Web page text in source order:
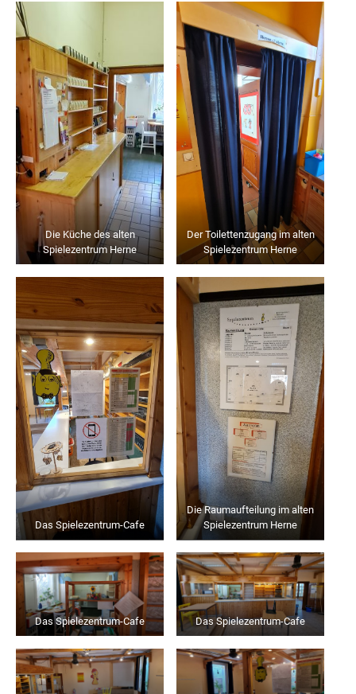
Die Küche des alten
Spielezentrum Herne
Der Toilettenzugang im alten
Spielezentrum Herne
Das Spielezentrum-Cafe
Die Raumaufteilung im alten
Spielezentrum Herne
Das Spielezentrum-Cafe Das Spielezentrum-Cafe